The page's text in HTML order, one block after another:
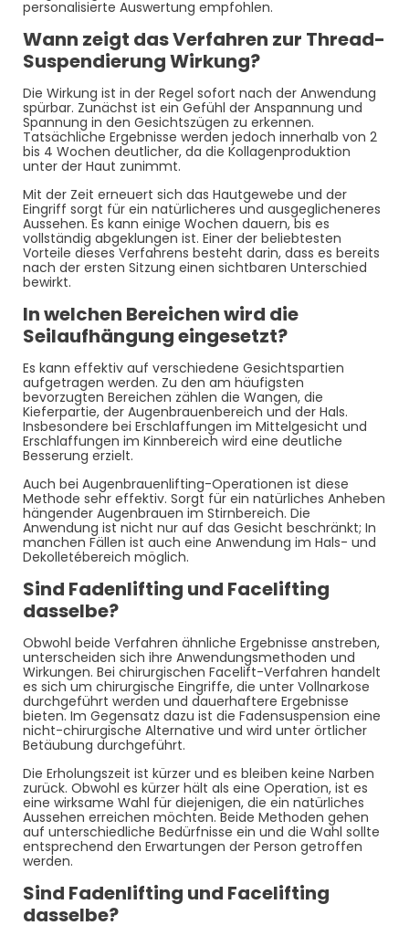
personalisierte Auswertung empfohlen.
Wann zeigt das Verfahren zur Thread-
Suspendierung Wirkung?
Die Wirkung ist in der Regel sofort nach der Anwendung
spürbar. Zunächst ist ein Gefühl der Anspannung und
Spannung in den Gesichtszügen zu erkennen.
Tatsächliche Ergebnisse werden jedoch innerhalb von 2
bis 4 Wochen deutlicher, da die Kollagenproduktion
unter der Haut zunimmt.
Mit der Zeit erneuert sich das Hautgewebe und der
Eingriff sorgt für ein natürlicheres und ausgeglicheneres
Aussehen. Es kann einige Wochen dauern, bis es
vollständig abgeklungen ist. Einer der beliebtesten
Vorteile dieses Verfahrens besteht darin, dass es bereits
nach der ersten Sitzung einen sichtbaren Unterschied
bewirkt.
In welchen Bereichen wird die
Seilaufhängung eingesetzt?
Es kann effektiv auf verschiedene Gesichtspartien
aufgetragen werden. Zu den am häufigsten
bevorzugten Bereichen zählen die Wangen, die
Kieferpartie, der Augenbrauenbereich und der Hals.
Insbesondere bei Erschlaffungen im Mittelgesicht und
Erschlaffungen im Kinnbereich wird eine deutliche
Besserung erzielt.
Auch bei Augenbrauenlifting-Operationen ist diese
Methode sehr effektiv. Sorgt für ein natürliches Anheben
hängender Augenbrauen im Stirnbereich. Die
Anwendung ist nicht nur auf das Gesicht beschränkt; In
manchen Fällen ist auch eine Anwendung im Hals- und
Dekolletébereich möglich.
Sind Fadenlifting und Facelifting
dasselbe?
Obwohl beide Verfahren ähnliche Ergebnisse anstreben,
unterscheiden sich ihre Anwendungsmethoden und
Wirkungen. Bei chirurgischen Facelift-Verfahren handelt
es sich um chirurgische Eingriffe, die unter Vollnarkose
durchgeführt werden und dauerhaftere Ergebnisse
bieten. Im Gegensatz dazu ist die Fadensuspension eine
nicht-chirurgische Alternative und wird unter örtlicher
Betäubung durchgeführt.
Die Erholungszeit ist kürzer und es bleiben keine Narben
zurück. Obwohl es kürzer hält als eine Operation, ist es
eine wirksame Wahl für diejenigen, die ein natürliches
Aussehen erreichen möchten. Beide Methoden gehen
auf unterschiedliche Bedürfnisse ein und die Wahl sollte
entsprechend den Erwartungen der Person getroffen
werden.
Sind Fadenlifting und Facelifting
dasselbe?